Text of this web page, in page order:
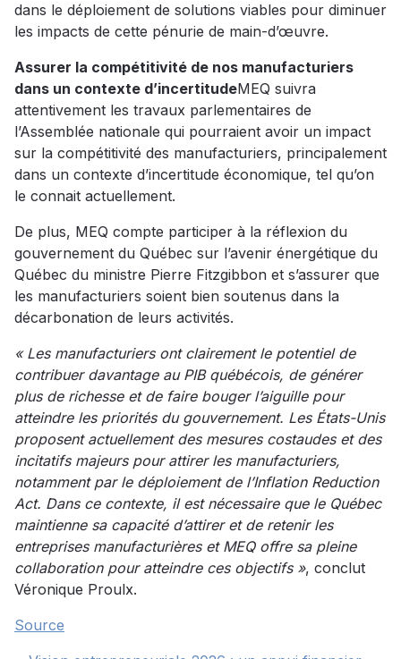
dans le déploiement de solutions viables pour diminuer
les impacts de cette pénurie de main-d’œuvre.
Assurer la compétitivité de nos manufacturiers
dans un contexte d’incertitudeMEQ suivra
attentivement les travaux parlementaires de
l’Assemblée nationale qui pourraient avoir un impact
sur la compétitivité des manufacturiers, principalement
dans un contexte d’incertitude économique, tel qu’on
le connait actuellement.
De plus, MEQ compte participer à la réflexion du
gouvernement du Québec sur l’avenir énergétique du
Québec du ministre Pierre Fitzgibbon et s’assurer que
les manufacturiers soient bien soutenus dans la
décarbonation de leurs activités.
« Les manufacturiers ont clairement le potentiel de
contribuer davantage au PIB québécois, de générer
plus de richesse et de faire bouger l’aiguille pour
atteindre les priorités du gouvernement. Les États-Unis
proposent actuellement des mesures costaudes et des
incitatifs majeurs pour attirer les manufacturiers,
notamment par le déploiement de l’Inflation Reduction
Act. Dans ce contexte, il est nécessaire que le Québec
maintienne sa capacité d’attirer et de retenir les
entreprises manufacturières et MEQ offre sa pleine
collaboration pour atteindre ces objectifs », conclut
Véronique Proulx.
Source